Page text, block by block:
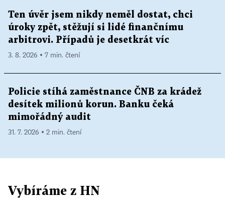
Ten úvěr jsem nikdy neměl dostat, chci
úroky zpět, stěžují si lidé finančnímu
arbitrovi. Případů je desetkrát víc
3. 8. 2026 ▪ 7 min. čtení
Policie stíhá zaměstnance ČNB za krádež
desítek milionů korun. Banku čeká
mimořádný audit
31. 7. 2026 ▪ 2 min. čtení
Vybíráme z HN